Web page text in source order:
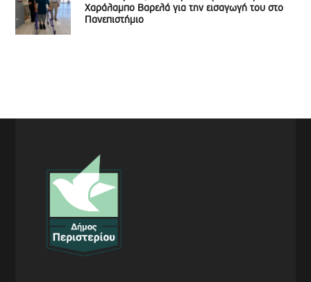
Χαράλαμπο Βαρελά για την εισαγωγή του στο
Πανεπιστήμιο